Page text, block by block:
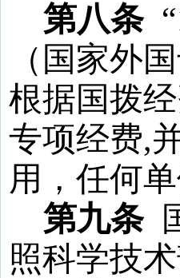
第八条 “
（国家外
根据国拨
专项经费,
用，任何
第九条
照科学技